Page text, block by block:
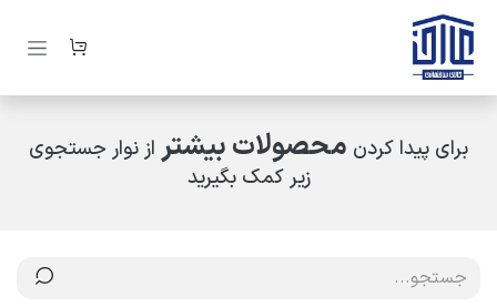
صرف نظر و مشاهده محتوا
برای پیدا کردن محصولات بیشتر از نوار جستجوی
زیر کمک بگیرید